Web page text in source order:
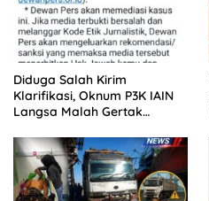
Diduga Salah Kirim
Klarifikasi, Oknum P3K IAIN
Langsa Malah Gertak